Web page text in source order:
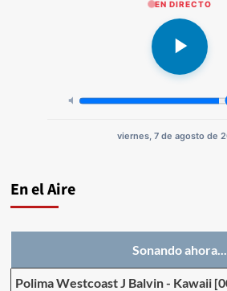
EN DIRECTO
viernes, 7 de agosto de
En el Aire
Sonando ahora...
Polima Westcoast J Balvin- Kawaii